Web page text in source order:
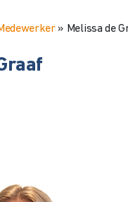
» Melissa de